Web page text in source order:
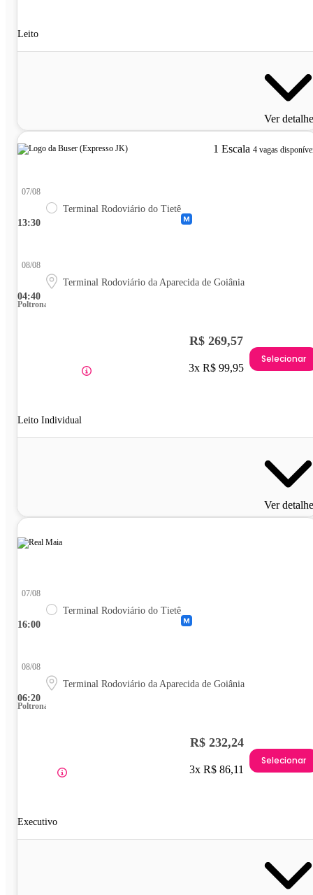
Leito
Ver
1 Escala 4 vagas
13:30
07/08
Terminal Rodoviário do Tietê
04:40
08/08
Terminal Rodoviário da Aparecida de Goiânia
Poltrona
Leito Individual
R$ 269,57
3x R$ 99,95
Selecionar
Ver
16:00
07/08
Terminal Rodoviário do Tietê
06:20
08/08
Terminal Rodoviário da Aparecida de Goiânia
Poltrona
Executivo
R$ 232,24
3x R$ 86,11
Selecionar